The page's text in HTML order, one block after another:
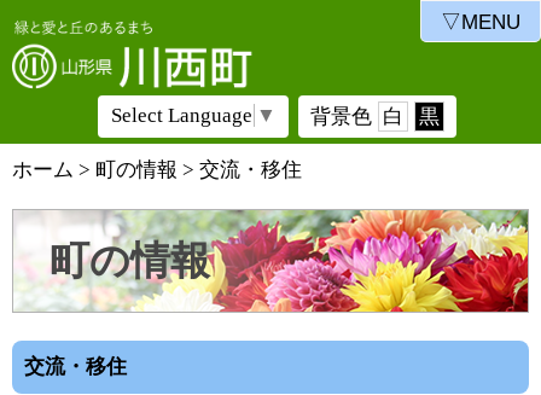
Select Language ▼ 背景色 白 黒
ホーム > 町の情報 > 交流・移住
町の情報
交流・移住
▽MENU